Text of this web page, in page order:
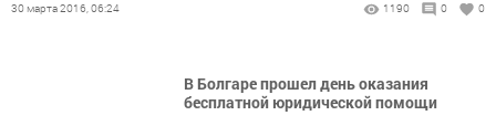
30 марта 2016, 06:24 1190 0 0
В Болгаре прошел день оказания
бесплатной юридической помощи